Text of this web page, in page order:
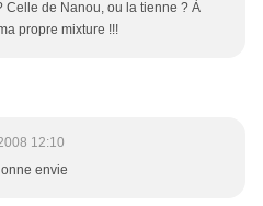
Celle de Nanou, ou la tienne ? À
propre mixture !!!
12:10
envie